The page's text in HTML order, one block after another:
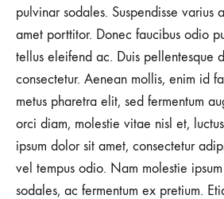
pulvinar sodales. Suspendisse varius
amet porttitor. Donec faucibus odio
tellus eleifend ac. Duis pellentesque
consectetur. Aenean mollis, enim id
metus pharetra elit, sed fermentum
orci diam, molestie vitae nisl et,
ipsum dolor sit amet, consectetur
vel tempus odio. Nam molestie
sodales, ac fermentum ex pretium.